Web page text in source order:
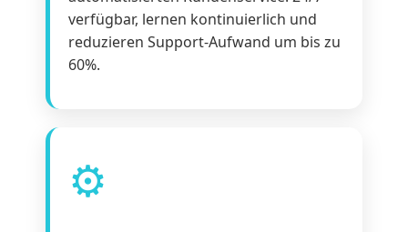
verfügbar, lernen kontinuierlich und
reduzieren Support-Aufwand um bis zu
60%.
⚙️